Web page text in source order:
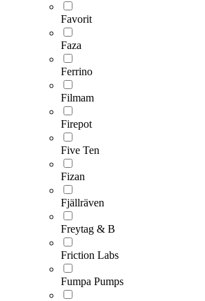
Favorit
Faza
Ferrino
Filmam
Firepot
Five Ten
Fizan
Fjällräven
Freytag & B
Friction Labs
Fumpa Pumps